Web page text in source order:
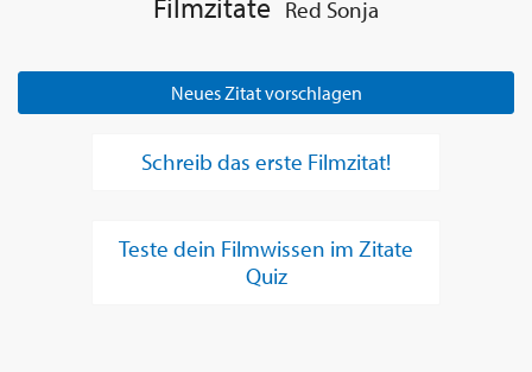
Filmzitate Red Sonja
Neues Zitat vorschlagen
Schreib das erste Filmzitat!
Teste dein Filmwissen im Zitate
Quiz